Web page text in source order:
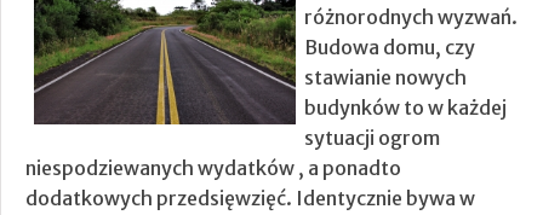
różnorodnych wyzwań.
Budowa domu, czy
stawianie nowych
budynków to w każdej
sytuacji ogrom
niespodziewanych wydatków , a ponadto
dodatkowych przedsięwzięć. Identycznie bywa w